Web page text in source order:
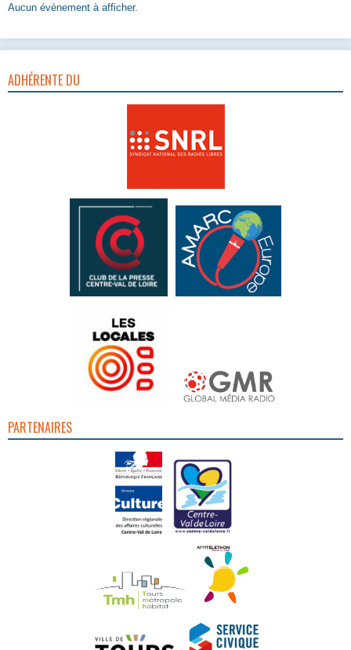
Aucun évènement à afficher.
ADHÉRENTE DU
PARTENAIRES